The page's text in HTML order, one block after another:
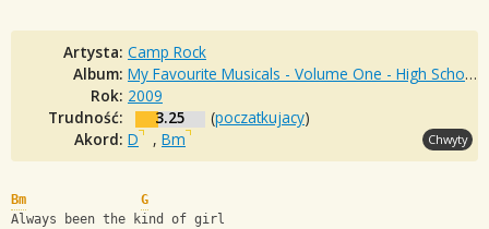
Artysta: Camp Rock
Album: My Favourite Musicals - Volume One - High School Musical, Camp Rock & Fame
Rok: 2009
Trudność:
3.25 (poczatkujacy)
Akord: D , Bm Chwyty
Bm
G
Always been the kind of girl